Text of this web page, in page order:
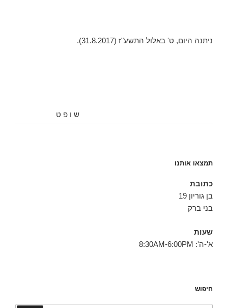
ניתנה היום, ‏ט' באלול התשע"ז (‏31.8.2017).
ש ו פ ט
תמצאו אותנו
כתובת
בן גוריון 19
בני ברק
שעות
א'-ה': 8:30AM-6:00PM
חיפוש